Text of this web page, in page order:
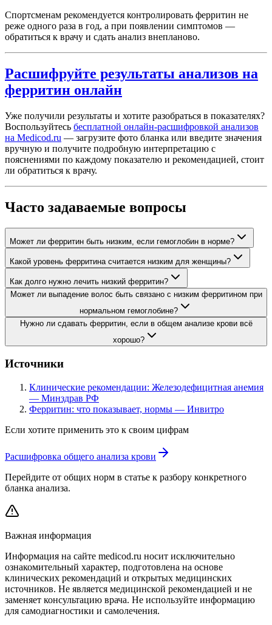
Спортсменам рекомендуется контролировать ферритин не
реже одного раза в год, а при появлении симптомов —
обратиться к врачу и сдать анализ внепланово.
Расшифруйте результаты анализов на
ферритин онлайн
Уже получили результаты и хотите разобраться в показателях?
Воспользуйтесь бесплатной онлайн-расшифровкой анализов
на Medicod.ru — загрузите фото бланка или введите значения
вручную и получите подробную интерпретацию с
пояснениями по каждому показателю и рекомендацией, стоит
ли обратиться к врачу.
Часто задаваемые вопросы
Может ли ферритин быть низким, если гемоглобин в норме?
Какой уровень ферритина считается низким для женщины?
Как долго нужно лечить низкий ферритин?
Может ли выпадение волос быть связано с низким ферритином при
нормальном гемоглобине?
Нужно ли сдавать ферритин, если в общем анализе крови всё
хорошо?
Источники
Клинические рекомендации: Железодефицитная анемия
— Минздрав РФ
Ферритин: что показывает, нормы — Инвитро
Если хотите применить это к своим цифрам
Расшифровка общего анализа крови
Перейдите от общих норм в статье к разбору конкретного
бланка анализа.
Важная информация
Информация на сайте medicod.ru носит исключительно
ознакомительный характер, подготовлена на основе
клинических рекомендаций и открытых медицинских
источников. Не является медицинской рекомендацией и не
заменяет консультацию врача. Не используйте информацию
для самодиагностики и самолечения.